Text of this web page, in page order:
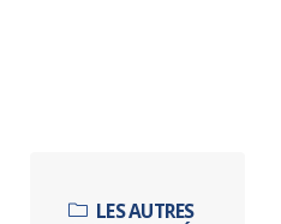
LES AUTRES